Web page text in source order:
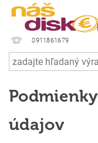
0911861679
údajov